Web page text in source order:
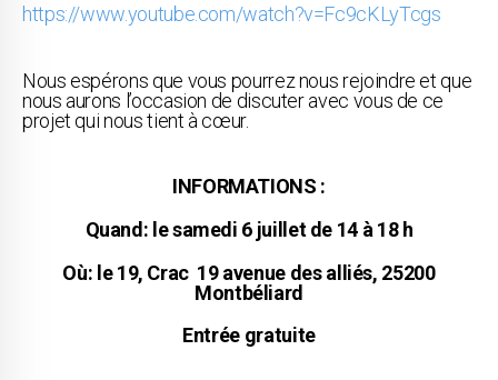
https://www.youtube.com/watch?v=Fc9cKLyTcgs
Nous espérons que vous pourrez nous rejoindre et que
nous aurons l’occasion de discuter avec vous de ce
projet qui nous tient à cœur.
INFORMATIONS :
Quand: le samedi 6 juillet de 14 à 18 h
Où: le 19, Crac 19 avenue des alliés, 25200
Montbéliard
Entrée gratuite